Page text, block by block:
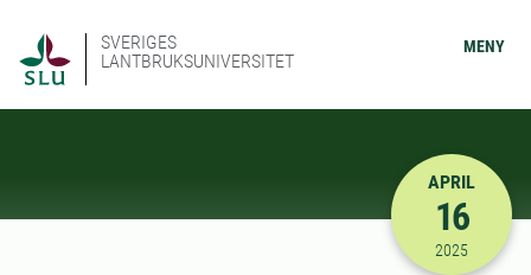
SVERIGES
LANTBRUKSUNIVERSITET
MENY
2025-04-
APRIL
16
2025